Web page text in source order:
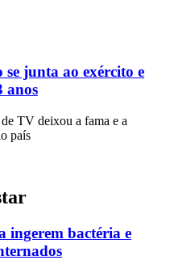
junta ao exército e
anos
TV deixou a fama e a
país
ingerem bactéria e